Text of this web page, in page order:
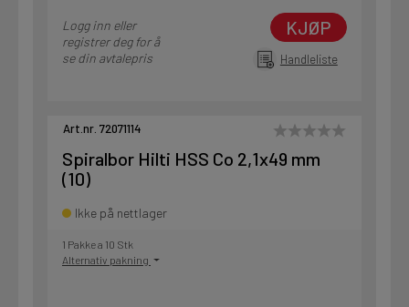
Logg inn eller
registrer deg for å
se din avtalepris
KJØP
Handleliste
Art.nr. 72071114
Spiralbor Hilti HSS Co 2,1x49 mm
(10)
Ikke på nettlager
1 Pakke a 10 Stk
Alternativ pakning